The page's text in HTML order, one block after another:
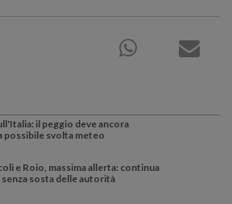
il peggio deve ancora
possibile svolta meteo
e Roio, massima allerta: continua
sosta delle autorità